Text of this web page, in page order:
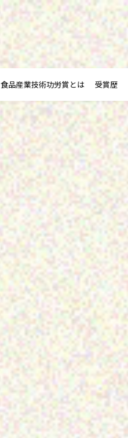
食品産業技術功労賞とは 受賞歴